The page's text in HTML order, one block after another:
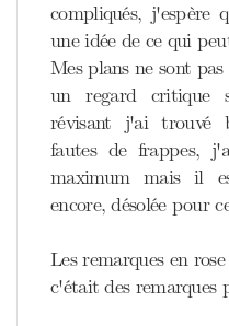
compliqués, j'espère
une idée de ce qui
Mes plans ne sont
un regard critique
révisant j'ai trouvé
fautes de frappes,
maximum mais il
encore, désolée pour
Les remarques en
c'était des remarques